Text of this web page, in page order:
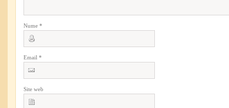
Nume *
Email *
Site web